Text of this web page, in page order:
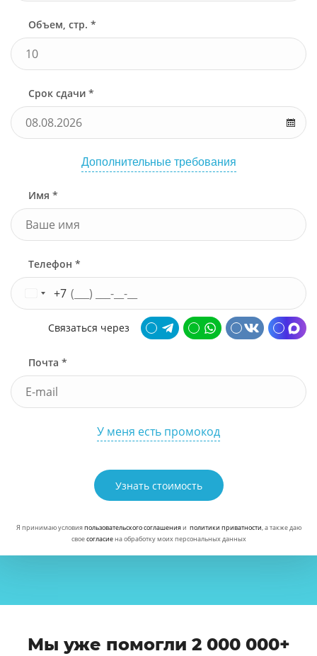
Объем, стр. *
Срок сдачи *
Дополнительные требования
Имя *
Телефон *
+7
Связаться через
Почта *
У меня есть промокод
Узнать стоимость
Я принимаю условияпользовательского соглашенияи политики приватности, а также даю
своесогласиена обработку моих персональных данных
Мы уже помогли 2 000 000+